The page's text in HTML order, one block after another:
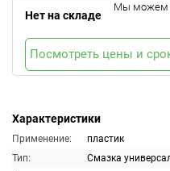
Характеристики
Применение:
пластик
Тип:
Смазка
Нет на складе
Мы можем
Посмотреть цены и